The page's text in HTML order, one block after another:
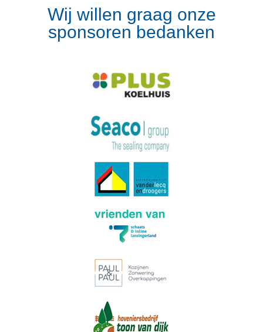
Wij willen graag onze
sponsoren bedanken